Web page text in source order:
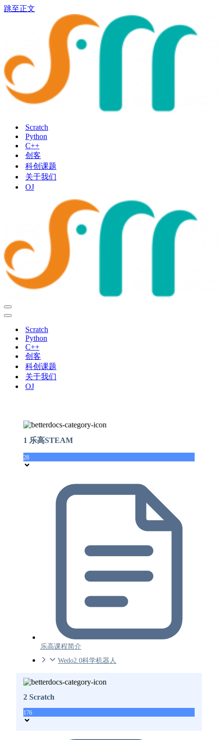
跳至正文
Scratch
Python
C++
创客
科创课题
关于我们
OJ
导
航
导
Scratch
Python
C++
创客
科创课题
关于我们
OJ
1 乐高STEAM
28
乐高课程简介
Wedo2.0科学机器人
2 Scratch
176